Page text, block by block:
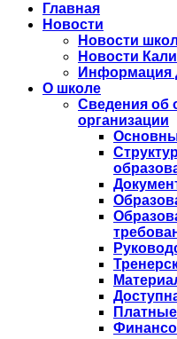
Главная
Новости
Новости
Новости
Информация
О школе
Сведения об
организации